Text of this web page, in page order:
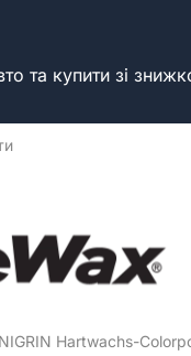
та купити зі
NIGRIN Hartwachs-